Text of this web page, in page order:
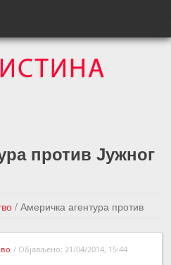
против Јужног
/ Америчка агентура против
вест
Следећа вест →
/ Објављено: 21/04/2014, 15:44